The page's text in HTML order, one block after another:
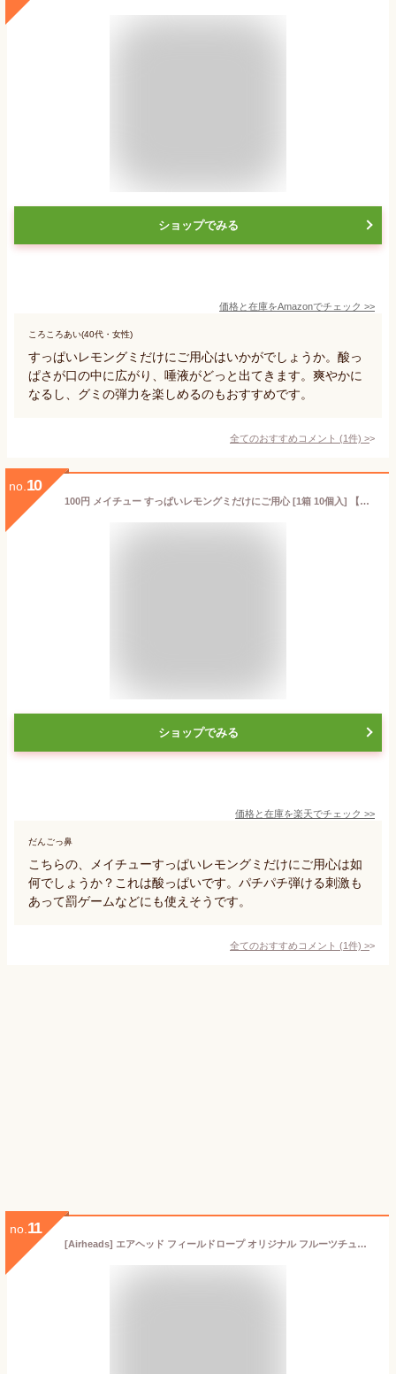
ショップでみる
価格と在庫をAmazonでチェック >>
ころころあい(40代・女性)
すっぱいレモングミだけにご用心はいかがでしょうか。酸っ
ぱさが口の中に広がり、唾液がどっと出てきます。爽やかに
なるし、グミの弾力を楽しめるのもおすすめです。
全てのおすすめコメント (1件) >
no. 10
100円 メイチュー すっぱいレモングミだけにご用心 [1箱 10個入] 【グミ お菓子 まとめ買い 酸っぱい すっぱいグミ チャレンジ系お菓子 レモングミ】
ショップでみる
価格と在庫を楽天でチェック >>
だんごっ鼻
こちらの、メイチューすっぱいレモングミだけにご用心は如
何でしょうか？これは酸っぱいです。パチパチ弾ける刺激も
あって罰ゲームなどにも使えそうです。
全てのおすすめコメント (1件) >
no. 11
[Airheads] エアヘッド フィールドロープ オリジナル フルーツチューイキャンディ (57g) 2袋